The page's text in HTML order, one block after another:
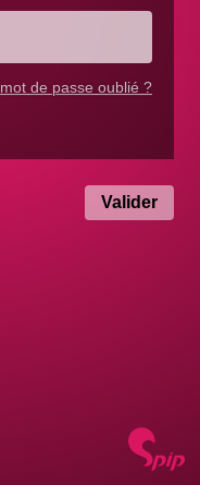
mot de passe oublié ?